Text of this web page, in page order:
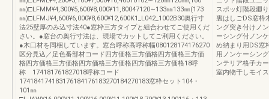
㎜)□LFMM¥4,300¥5,600¥8,000¥11,80047120∼133㎜133㎜(173
㎜)□LFMJ¥4,600¥6,000¥8,600¥12,600K1_L042_1002B30奥行寸
法25壁厚のみ込寸法40●窓枠三方タイプと組合わせてご使用くだ
さい。●窓台の奥行寸法は、現場でカットしてご利用ください。
●木口材を同梱しています。窓台呼称高呼称幅080128174176270
区分見込／足色番部材コード四方価格三方価格四方価格三方価
格四方価格三方価格四方価格三方価格四方価格三方価格18呼
称 174181761827018呼称コード
174184174183176184176183270184270183窓枠セット104・
101㎜
スポッ灯階段廻
裏はしごDS窓枠
ング突き付けノ
ーシング付ノン
め納まり用DS窓
用ノンケーシン
ンテリア格子カ
室内物干しモイ